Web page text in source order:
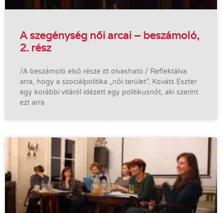
A szegénység női arcai – beszámoló,
2. rész
/A beszámoló első része itt olvasható./ Reflektálva
arra, hogy a szociálpolitika „női terület”, Kováts Eszter
egy korábbi vitáról idézett egy politikusnőt, aki szerint
ezt arra